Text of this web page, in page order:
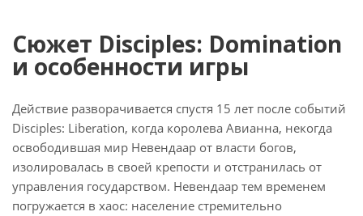
Сюжет Disciples: Domination
и особенности игры
Действие разворачивается спустя 15 лет после событий
Disciples: Liberation, когда королева Авианна, некогда
освободившая мир Невендаар от власти богов,
изолировалась в своей крепости и отстранилась от
управления государством. Невендаар тем временем
погружается в хаос: население стремительно